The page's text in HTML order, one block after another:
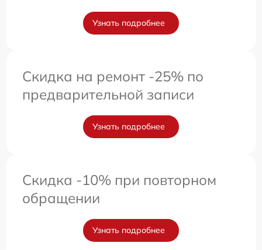
Узнать подробнее
Скидка на ремонт -25% по
предварительной записи
Узнать подробнее
Скидка -10% при повторном
обращении
Узнать подробнее